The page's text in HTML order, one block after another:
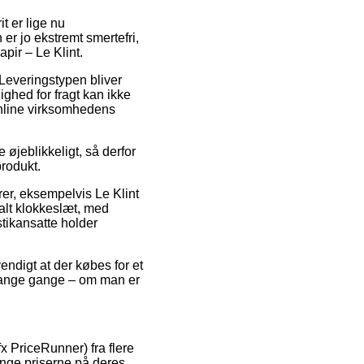
er lige nu
jo ekstremt smertefri,
– Le Klint.
bliver
for fragt kan ikke
virksomhedens
øjeblikkeligt, så derfor
eksempelvis Le Klint
klokkeslæt, med
holder
at der købes for et
gange – om man er
PriceRunner) fra flere